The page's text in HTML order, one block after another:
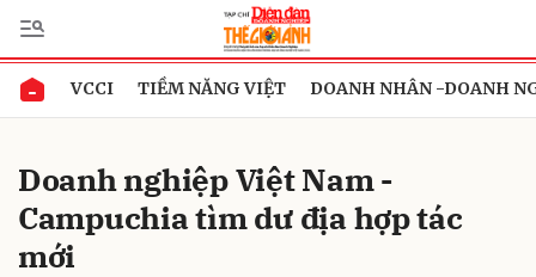
VCCI TIỀM NĂNG VIỆT DOANH NHÂN -DOANH
Doanh nghiệp Việt Nam -
Campuchia tìm dư địa hợp tác
mới
Gửi bình luận